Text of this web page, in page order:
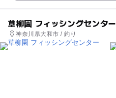
草柳園 フィッシングセンター
神奈川県大和市 / 釣り